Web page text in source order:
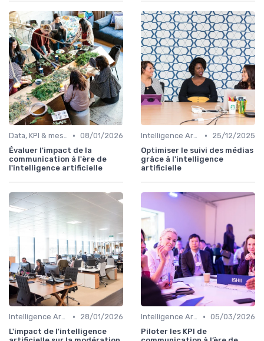
Data, KPI & mesure de l’impact • 08/01/2026
Évaluer l'impact de la
communication à l'ère de
l'intelligence artificielle
Intelligence Artificielle en communication •
25/12/2025
Optimiser le suivi des médias
grâce à l'intelligence
artificielle
Intelligence Artificielle en communication •
28/01/2026
L'impact de l'intelligence
Intelligence Artificielle en communication • 05/03/2026
Piloter les KPI de